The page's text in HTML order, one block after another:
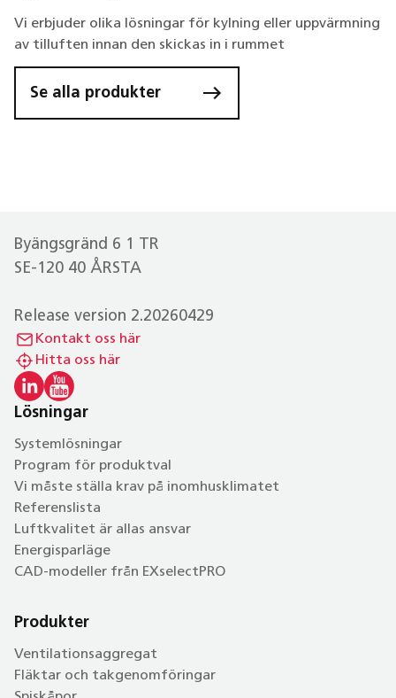
Vi erbjuder olika lösningar för kylning eller uppvärmning
av tilluften innan den skickas in i rummet
Se alla produkter
Byängsgränd 6 1 TR
SE-120 40 ÅRSTA
Release version 2.20260429
Kontakt oss här
Hitta oss här
Lösningar
Systemlösningar
Program för produktval
Vi måste ställa krav på inomhusklimatet
Referenslista
Luftkvalitet är allas ansvar
Energisparläge
CAD-modeller från EXselectPRO
Produkter
Ventilationsaggregat
Fläktar och takgenomföringar